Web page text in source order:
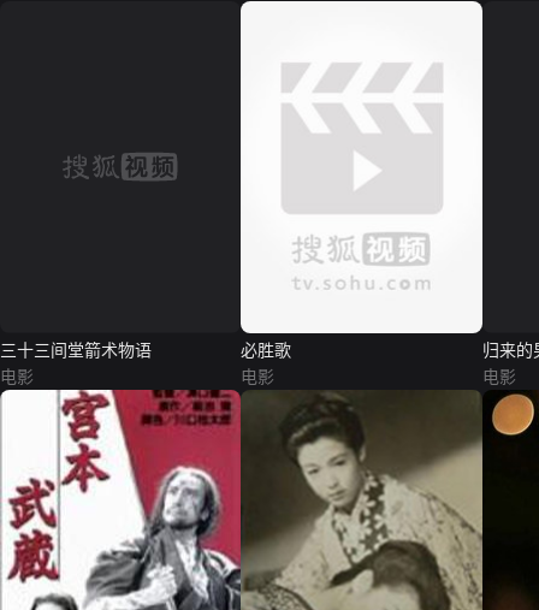
三十三间堂箭术物语
电影
必胜歌
电影
归来的
电影